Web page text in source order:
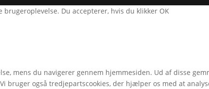
Du accepterer, hvis du klikker OK
mens du navigerer gennem hjemmesiden. Ud af disse
også tredjepartscookies, der hjælper os med at